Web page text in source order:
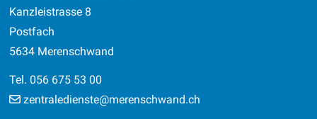
Kanzleistrasse 8
Postfach
5634 Merenschwand
Tel. 056 675 53 00
zentraledienste@merenschwand.ch